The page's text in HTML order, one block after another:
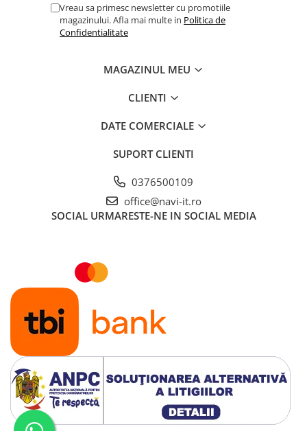
Vreau sa primesc newsletter cu promotiile
magazinului. Afla mai multe in Politica de
Confidentialitate
MAGAZINUL MEU
CLIENTI
DATE COMERCIALE
SUPORT CLIENTI
0376500109
office@navi-it.ro
SOCIAL URMARESTE-NE IN SOCIAL MEDIA